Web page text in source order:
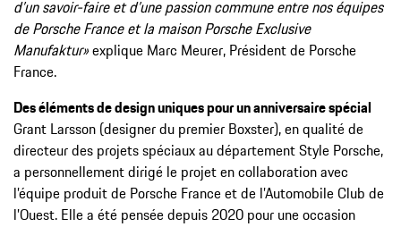
d’un savoir-faire et d’une passion commune entre nos équipes
de Porsche France et la maison Porsche Exclusive
Manufaktur»explique Marc Meurer, Président de Porsche
France.
Des éléments de design uniques pour un anniversaire spécial
Grant Larsson (designer du premier Boxster), en qualité de
directeur des projets spéciaux au département Style Porsche,
a personnellement dirigé le projet en collaboration avec
l’équipe produit de Porsche France et de l’Automobile Club de
l’Ouest. Elle a été pensée depuis 2020 pour une occasion